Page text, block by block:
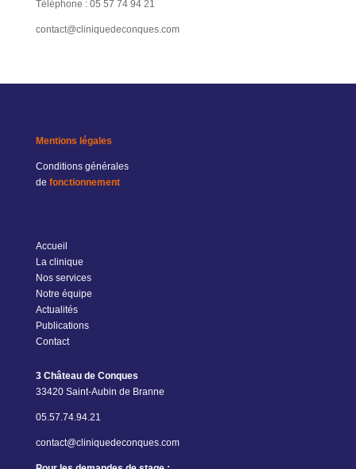
Téléphone : 05 57 74 94 21
contact@cliniquedeconques.com
Mentions légales
Conditions générales
de fonctionnement
Accueil
La clinique
Nos services
Notre équipe
Actualités
Publications
Contact
3 Château de Conques
33420 Saint-Aubin de Branne
05.57.74.94.21
contact@cliniquedeconques.com